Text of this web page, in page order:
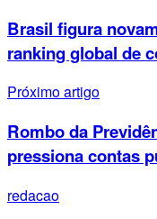
Brasil figura
ranking global de
Próximo artigo
Rombo da
pressiona contas
redacao